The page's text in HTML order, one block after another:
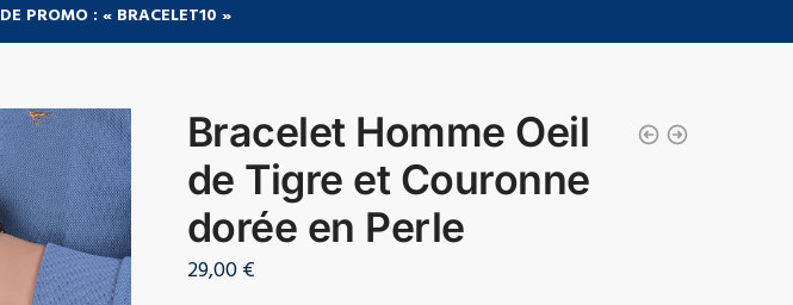
PROMO : « BRACELET10 »
Bracelet Homme Oeil
de Tigre et Couronne
dorée en Perle
29,00€